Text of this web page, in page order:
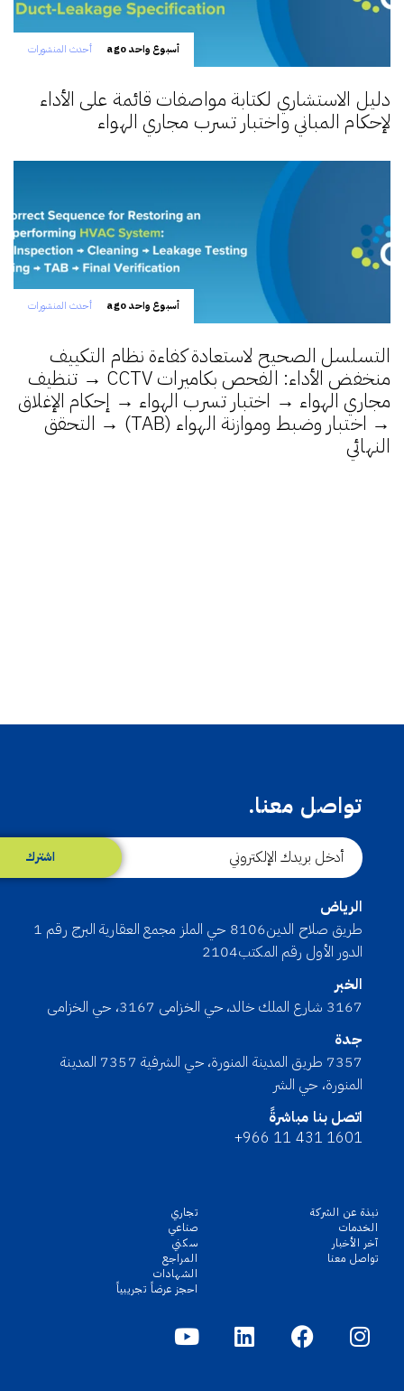
أسبوع واحد ago أحدث المنشورات
دليل الاستشاري لكتابة مواصفات قائمة على الأداء
لإحكام المباني واختبار تسرب مجاري الهواء
أسبوع واحد ago أحدث المنشورات
التسلسل الصحيح لاستعادة كفاءة نظام التكييف
منخفض الأداء: الفحص بكاميرات CCTV → تنظيف
مجاري الهواء → اختبار تسرب الهواء → إحكام الإغلاق
→ اختبار وضبط وموازنة الهواء (TAB) → التحقق
النهائي
تواصل معنا.
اشترك
الرياض
طريق صلاح الدين8106 حي الملز مجمع العقارية البرج رقم 1
الدور الأول رقم المكتب2104
الخبر
3167 شارع الملك خالد، حي الخزامى 3167، حي الخزامى
جدة
7357 طريق المدينة المنورة، حي الشرفية 7357 المدينة
المنورة، حي الشر
اتصل بنا مباشرةً
+966 11 431 1601
نبذة عن الشركة
الخدمات
آخر الأخبار
تواصل معنا
تجاري
صناعي
سكني
المراجع
الشهادات
احجز عرضاً تجريبياً